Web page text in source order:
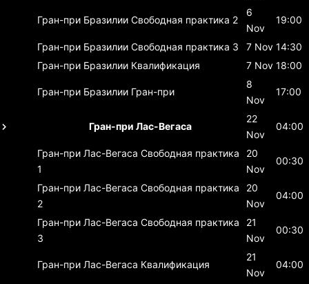
Гран-при Бразилии Свободная практика 2
6
Nov
19:00
Гран-при Бразилии Свободная практика 3 7 Nov 14:30
Гран-при Бразилии Квалификация 7 Nov 18:00
Гран-при Бразилии Гран-при
8
Nov
17:00
Гран-при Лас-Вегаса
22
Nov
04:00
Гран-при Лас-Вегаса Свободная практика
1
20
Nov
00:30
Гран-при Лас-Вегаса Свободная практика
2
20
Nov
04:00
Гран-при Лас-Вегаса Свободная практика
3
21
Nov
00:30
Гран-при Лас-Вегаса Квалификация
21
Nov
04:00